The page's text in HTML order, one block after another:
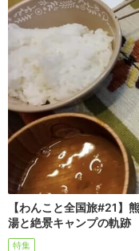
【わんこと全国旅#21】
湯と絶景キャンプの軌跡
特集